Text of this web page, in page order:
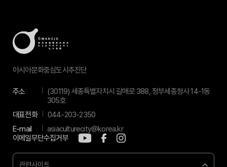
아시아문화중심도시추진단
주소
(30119) 세종특별자치시 갈매로 388, 정부세종청사 14-1동
305호
대표전화
044-203-2350
E-mail
asiaculturecity@korea.kr
이메일무단수집거부
관련사이트